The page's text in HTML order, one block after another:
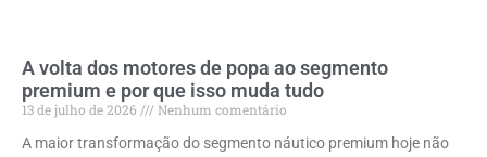
A volta dos motores de popa ao segmento
premium e por que isso muda tudo
13 de julho de 2026
Nenhum comentário
A maior transformação do segmento náutico premium hoje não